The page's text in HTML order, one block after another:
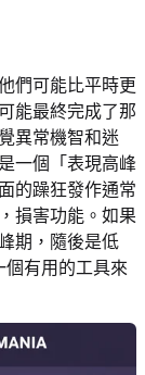
們可能比平時更
能最終完成了那
異常機智和迷
一個「表現高峰
的躁狂發作通常
損害功能。如果
期，隨後是低
個有用的工具來